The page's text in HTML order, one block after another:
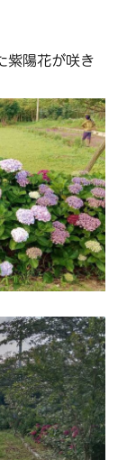
紫陽花が咲き